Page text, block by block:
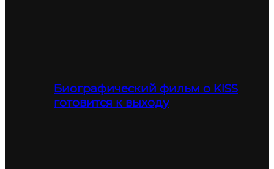
Биографический фильм о KISS
готовится к выходу